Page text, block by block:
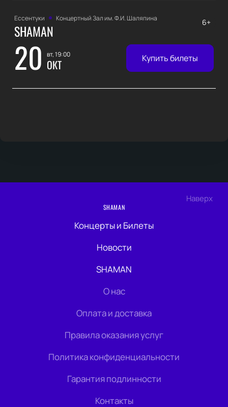
Ессентуки Концертный Зал им. Ф.И. Шаляпина
SHAMAN
20 вт, 19:00
ОКТ
6+
Купить билеты
Наверх
SHAMAN
Концерты и Билеты
Новости
SHAMAN
О нас
Оплата и доставка
Правила оказания услуг
Политика конфиденциальности
Гарантия подлинности
Контакты